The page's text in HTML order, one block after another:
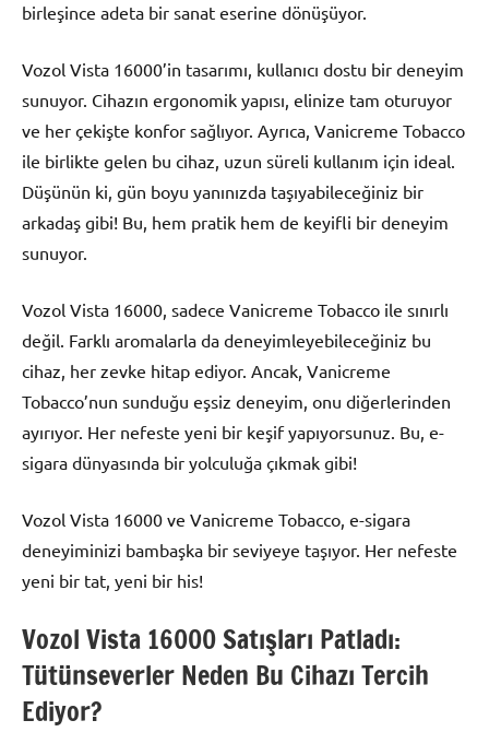
birleşince adeta bir sanat eserine dönüşüyor.
Vozol Vista 16000’in tasarımı, kullanıcı dostu bir deneyim
sunuyor. Cihazın ergonomik yapısı, elinize tam oturuyor
ve her çekişte konfor sağlıyor. Ayrıca, Vanicreme Tobacco
ile birlikte gelen bu cihaz, uzun süreli kullanım için ideal.
Düşünün ki, gün boyu yanınızda taşıyabileceğiniz bir
arkadaş gibi! Bu, hem pratik hem de keyifli bir deneyim
sunuyor.
Vozol Vista 16000, sadece Vanicreme Tobacco ile sınırlı
değil. Farklı aromalarla da deneyimleyebileceğiniz bu
cihaz, her zevke hitap ediyor. Ancak, Vanicreme
Tobacco’nun sunduğu eşsiz deneyim, onu diğerlerinden
ayırıyor. Her nefeste yeni bir keşif yapıyorsunuz. Bu, e-
sigara dünyasında bir yolculuğa çıkmak gibi!
Vozol Vista 16000 ve Vanicreme Tobacco, e-sigara
deneyiminizi bambaşka bir seviyeye taşıyor. Her nefeste
yeni bir tat, yeni bir his!
Vozol Vista 16000 Satışları Patladı:
Tütünseverler Neden Bu Cihazı Tercih
Ediyor?